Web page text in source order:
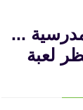
...
لعبة